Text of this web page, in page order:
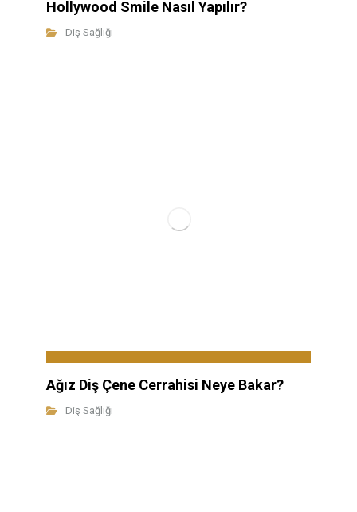
Hollywood Smile Nasıl Yapılır?
Diş Sağlığı
Ağız Diş Çene Cerrahisi Neye Bakar?
Diş Sağlığı